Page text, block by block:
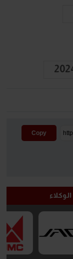
Copy
الوكلاء